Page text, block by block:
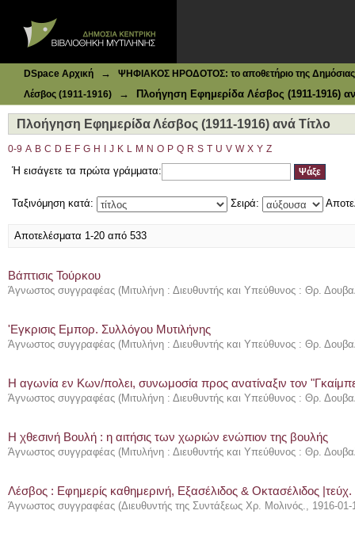
DSpace Αρχική →
ΨΗΦΙΑΚΟΣ ΗΡΟΔΟΤΟΣ: το αποθετήριο της Δημόσιας
Λέσβος (1911-1916)
→ Πλοήγηση Εφημερίδα Λέσβος (1911-1916)
Πλοήγηση Εφημερίδα Λέσβος (1911-1916) ανά Τίτλο
0-9 A B C D E F G H J K L M N O P Q R S T U V W X Y Z
Ή εισάγετε τα πρώτα γράμματα:
Ταξινόμηση κατά: Σειρά:
Αποτελέσματα 1-20 από 533
Βάπτισις Τούρκου
Άγνωστος συγγραφέας (Μιτυλήνη : Διευθυντής και Υπεύθυνος : Θρ.
'Εγκρισις Εμπορ. Συλλόγου Μυτιλήνης
Άγνωστος συγγραφέας (Μιτυλήνη : Διευθυντής και Υπεύθυνος : Θρ.
Η αγωνία εν Κων/πολει, συνωμοσία προς ανατίναξιν τον
Άγνωστος συγγραφέας (Μιτυλήνη : Διευθυντής και Υπεύθυνος : Θρ.
Η χθεσινή Βουλή : η αιτήσις των χωριών ενώπιον της βουλής
Άγνωστος συγγραφέας (Μιτυλήνη : Διευθυντής και Υπεύθυνος : Θρ.
Λέσβος : Eφημερίς καθημερινή, Εξασέλιδος & Οκτασέλιδος
Άγνωστος συγγραφέας (Διευθυντής της Συντάξεως Χρ. Μολινός., 1916-01-